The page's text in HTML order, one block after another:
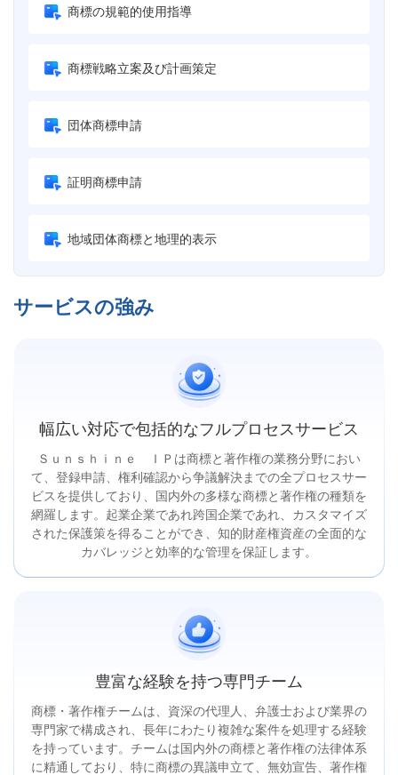
商標の規範的使用指導
商標戦略立案及び計画策定
団体商標申請
証明商標申請
地域団体商標と地理的表示
サービスの強み
幅広い対応で包括的なフルプロセスサービス
Ｓｕｎｓｈｉｎｅ ＩＰは商標と著作権の業務分野におい
て、登録申請、権利確認から争議解決までの全プロセスサー
ビスを提供しており、国内外の多様な商標と著作権の種類を
網羅します。起業企業であれ跨国企業であれ、カスタマイズ
された保護策を得ることができ、知的財産権資産の全面的な
カバレッジと効率的な管理を保証します。
豊富な経験を持つ専門チーム
商標・著作権チームは、資深の代理人、弁護士および業界の
専門家で構成され、長年にわたり複雑な案件を処理する経験
を持っています。チームは国内外の商標と著作権の法律体系
に精通しており、特に商標の異議申立て、無効宣告、著作権